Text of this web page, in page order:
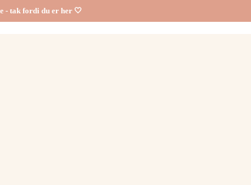
- tak fordi du er her 🤍